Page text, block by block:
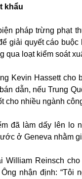
khẩu
pháp trừng phạt
giải quyết cáo
qua loạt kiểm soát
Kevin Hassett cho
dẫn, nếu Trung
cho nhiều ngành
đã làm dấy lên lo
ở Geneva nhằm
William Reinsch
nhận định: “Tôi